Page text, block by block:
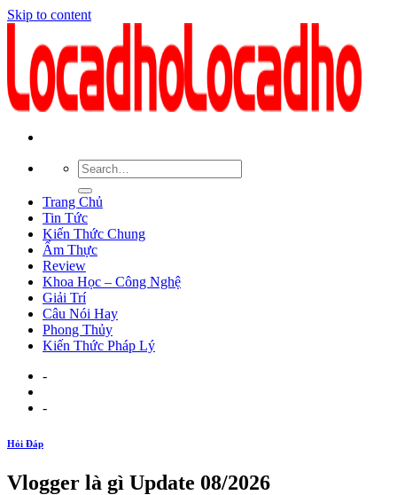
Skip to content
Trang Chủ
Tin Tức
Kiến Thức Chung
Ẩm Thực
Review
Khoa Học – Công Nghệ
Giải Trí
Câu Nói Hay
Phong Thủy
Kiến Thức Pháp Lý
-
-
Hỏi Đáp
Vlogger là gì Update 08/2026